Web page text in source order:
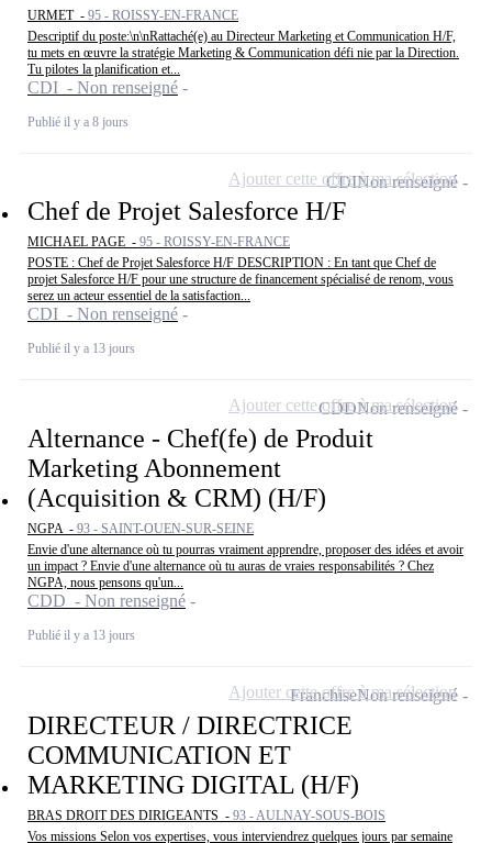
URMET - 95 - ROISSY-EN-FRANCE
Descriptif du poste:\n\nRattaché(e) au Directeur Marketing et Communication H/F,
tu mets en œuvre la stratégie Marketing & Communication défi nie par la Direction.
Tu pilotes la planification et...
CDI - Non renseigné
Publié il y a 8 jours
Chef de Projet Salesforce H/F
MICHAEL PAGE - 95 - ROISSY-EN-FRANCE
POSTE : Chef de Projet Salesforce H/F DESCRIPTION : En tant que Chef de
projet Salesforce H/F pour une structure de financement spécialisé de renom, vous
serez un acteur essentiel de la satisfaction...
CDI - Non renseigné
Publié il y a 13 jours
CDINon renseigné
Ajouter cette offre à ma sélection
Alternance - Chef(fe) de Produit
Marketing Abonnement
(Acquisition & CRM) (H/F)
NGPA - 93 - SAINT-OUEN-SUR-SEINE
Envie d'une alternance où tu pourras vraiment apprendre, proposer des idées et avoir
un impact ? Envie d'une alternance où tu auras de vraies responsabilités ? Chez
NGPA, nous pensons qu'un...
CDD - Non renseigné
Publié il y a 13 jours
CDDNon renseigné
Ajouter cette offre à ma sélection
DIRECTEUR / DIRECTRICE
COMMUNICATION ET
MARKETING DIGITAL (H/F)
BRAS DROIT DES DIRIGEANTS - 93 - AULNAY-SOUS-BOIS
Vos missions Selon vos expertises, vous interviendrez quelques jours par semaine
FranchiseNon renseigné
Ajouter cette offre à ma sélection